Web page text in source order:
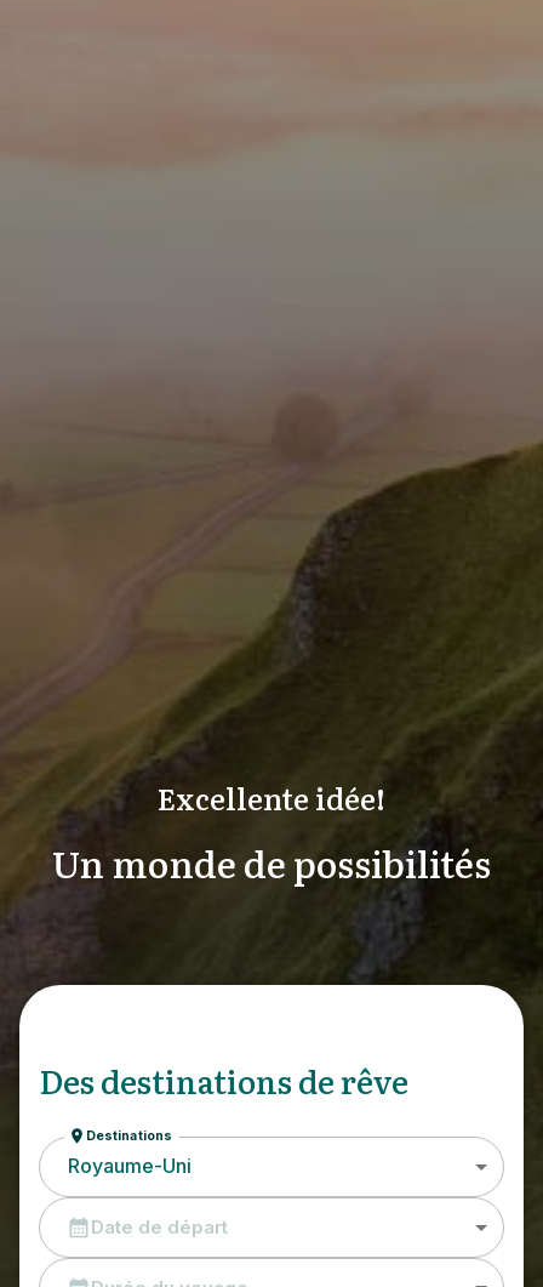
Excellente idée!
Un monde de possibilités
Des destinations de rêve
Destinations
Royaume-Uni
Date de départ